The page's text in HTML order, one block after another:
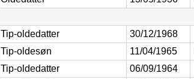
Tip-oldedatter
30/12/1968
Tip-oldesøn 11/04/1965
Tip-oldedatter
06/09/1964